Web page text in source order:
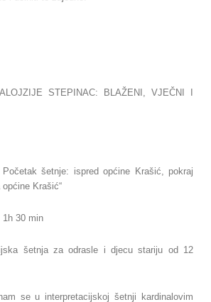
STEPINAC: BLAŽENI, VJEČNI I
Početak šetnje: ispred općine Krašić, pokraj
Krašić“
30 min
šetnja za odrasle i djecu stariju od 12
se u interpretacijskoj šetnji kardinalovim